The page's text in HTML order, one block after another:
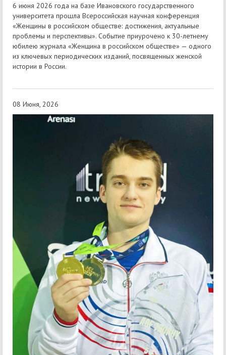
6 июня 2026 года на базе Ивановского государственного
университета прошла Всероссийская научная конференция
«Женщины в российском обществе: достижения, актуальные
проблемы и перспективы». Событие приурочено к 30-летнему
юбилею журнала «Женщина в российском обществе» — одного
из ключевых периодических изданий, посвященных женской
истории в России.
08 Июня, 2026